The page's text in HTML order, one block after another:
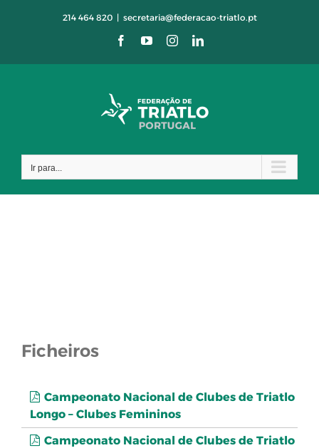
214 464 820 | secretaria@federacao-triatlo.pt
FacebookYouTubeInstagramLinkedIn
Ir para...
Ficheiros
Campeonato Nacional de Clubes de Triatlo
Longo – Clubes Femininos
Campeonato Nacional de Clubes de Triatlo